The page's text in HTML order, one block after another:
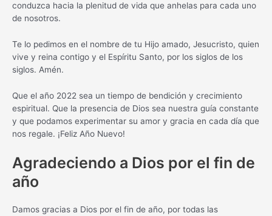
conduzca hacia la plenitud de vida que anhelas para cada uno
de nosotros.
Te lo pedimos en el nombre de tu Hijo amado, Jesucristo, quien
vive y reina contigo y el Espíritu Santo, por los siglos de los
siglos. Amén.
Que el año 2022 sea un tiempo de bendición y crecimiento
espiritual. Que la presencia de Dios sea nuestra guía constante
y que podamos experimentar su amor y gracia en cada día que
nos regale. ¡Feliz Año Nuevo!
Agradeciendo a Dios por el fin de
año
Damos gracias a Dios por el fin de año, por todas las